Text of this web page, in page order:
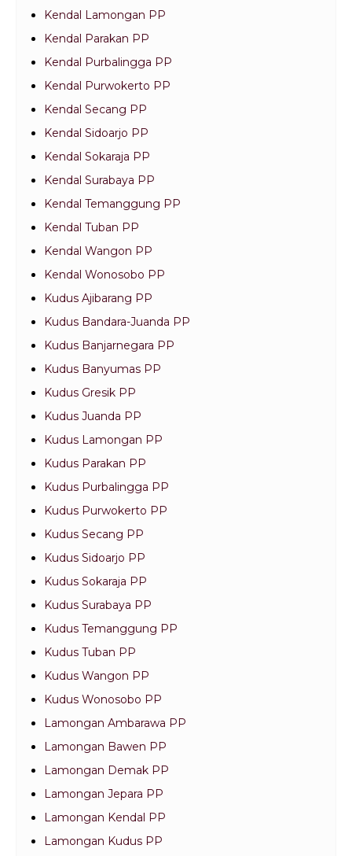
Kendal Lamongan PP
Kendal Parakan PP
Kendal Purbalingga PP
Kendal Purwokerto PP
Kendal Secang PP
Kendal Sidoarjo PP
Kendal Sokaraja PP
Kendal Surabaya PP
Kendal Temanggung PP
Kendal Tuban PP
Kendal Wangon PP
Kendal Wonosobo PP
Kudus Ajibarang PP
Kudus Bandara-Juanda PP
Kudus Banjarnegara PP
Kudus Banyumas PP
Kudus Gresik PP
Kudus Juanda PP
Kudus Lamongan PP
Kudus Parakan PP
Kudus Purbalingga PP
Kudus Purwokerto PP
Kudus Secang PP
Kudus Sidoarjo PP
Kudus Sokaraja PP
Kudus Surabaya PP
Kudus Temanggung PP
Kudus Tuban PP
Kudus Wangon PP
Kudus Wonosobo PP
Lamongan Ambarawa PP
Lamongan Bawen PP
Lamongan Demak PP
Lamongan Jepara PP
Lamongan Kendal PP
Lamongan Kudus PP